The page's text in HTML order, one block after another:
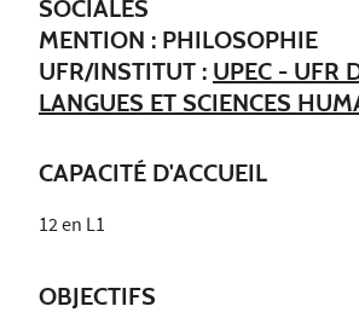
SOCIALES
MENTION : PHILOSOPHIE
UFR/INSTITUT : UPEC - UFR
LANGUES ET SCIENCES
CAPACITÉ D'ACCUEIL
12 en L1
OBJECTIFS